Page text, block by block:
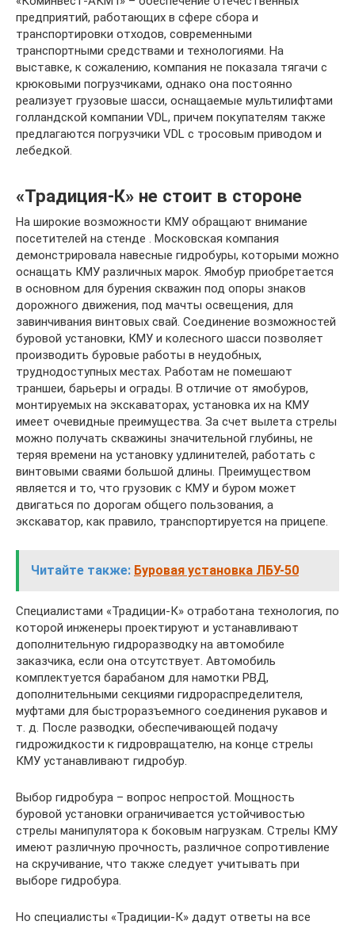
предприятий, работающих в сфере сбора и
транспортировки отходов, современными
транспортными средствами и технологиями. На
выставке, к сожалению, компания не показала тягачи с
крюковыми погрузчиками, однако она постоянно
реализует грузовые шасси, оснащаемые мультилифтами
голландской компании VDL, причем покупателям также
предлагаются погрузчики VDL с тросовым приводом и
лебедкой.
«Традиция-К» не стоит в стороне
На широкие возможности КМУ обращают внимание
посетителей на стенде . Московская компания
демонстрировала навесные гидробуры, которыми можно
оснащать КМУ различных марок. Ямобур приобретается
в основном для бурения скважин под опоры знаков
дорожного движения, под мачты освещения, для
завинчивания винтовых свай. Соединение возможностей
буровой установки, КМУ и колесного шасси позволяет
производить буровые работы в неудобных,
труднодоступных местах. Работам не помешают
траншеи, барьеры и ограды. В отличие от ямобуров,
монтируемых на экскаваторах, установка их на КМУ
имеет очевидные преимущества. За счет вылета стрелы
можно получать скважины значительной глубины, не
теряя времени на установку удлинителей, работать с
винтовыми сваями большой длины. Преимуществом
является и то, что грузовик с КМУ и буром может
двигаться по дорогам общего пользования, а
экскаватор, как правило, транспортируется на прицепе.
Читайте также: Буровая установка ЛБУ-50
Специалистами «Традиции-К» отработана технология, по
которой инженеры проектируют и устанавливают
дополнительную гидроразводку на автомобиле
заказчика, если она отсутствует. Автомобиль
комплектуется барабаном для намотки РВД,
дополнительными секциями гидрораспределителя,
муфтами для быстроразъемного соединения рукавов и
т. д. После разводки, обеспечивающей подачу
гидрожидкости к гидровращателю, на конце стрелы
КМУ устанавливают гидробур.
Выбор гидробура – вопрос непростой. Мощность
буровой установки ограничивается устойчивостью
стрелы манипулятора к боковым нагрузкам. Стрелы КМУ
имеют различную прочность, различное сопротивление
на скручивание, что также следует учитывать при
выборе гидробура.
Но специалисты «Традиции-К» дадут ответы на все